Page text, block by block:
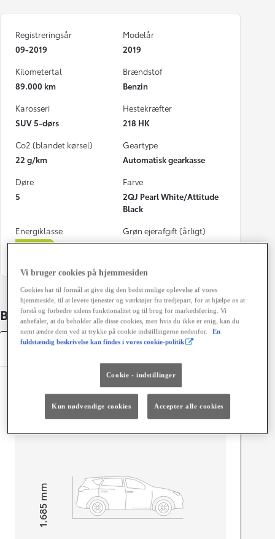
Registreringsår
09-2019
Modelår
2019
Kilometertal
89.000 km
Brændstof
Benzin
Karosseri
SUV 5-dørs
Hestekræfter
218 HK
Co2 (blandet kørsel)
22 g/km
Geartype
Automatisk gearkasse
Døre
5
Farve
2QJ Pearl White/Attitude
Black
Energiklasse
Grøn ejerafgift (årligt)
1.600 kr.
Bildetaljer
Specifikationer
Dimensioner og mål
5
5
Højt1.685
mm
Vi bruger cookies på hjemmesiden
Cookies har til formål at give dig den bedst mulige oplevelse af vores
hjemmeside, til at levere tjenester og værktøjer fra tredjepart, for at hjælpe os at
forstå og forbedre sidens funktionalitet og til brug for markedsføring. Vi
anbefaler, at du beholder alle disse cookies, men hvis du ikke er enig, kan du
nemt ændre dem ved at trykke på cookie indstillingerne nedenfor.
En
fuldstændig beskrivelse kan findes i vores cookie-politik
Cookie - indstillinger
Kun nødvendige cookies Accepter alle cookies